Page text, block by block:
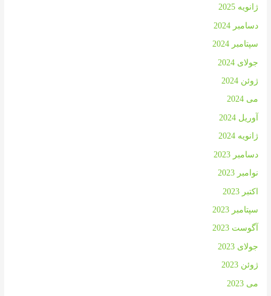
ژانویه 2025
دسامبر 2024
سپتامبر 2024
جولای 2024
ژوئن 2024
می 2024
آوریل 2024
ژانویه 2024
دسامبر 2023
نوامبر 2023
اکتبر 2023
سپتامبر 2023
آگوست 2023
جولای 2023
ژوئن 2023
می 2023